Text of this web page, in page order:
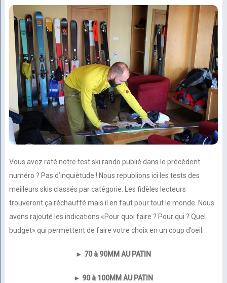
Vous avez raté notre test ski rando publié dans le précédent
numéro ? Pas d’inquiètude ! Nous republions ici les tests des
meilleurs skis classés par catégorie. Les fidèles lecteurs
trouveront ça réchauffé mais il en faut pour tout le monde. Nous
avons rajouté les indications «Pour quoi faire ? Pour qui ? Quel
budget» qui permettent de faire votre choix en un coup d’oeil.
► 70 à 90MM AU PATIN
► 90 à 100MM AU PATIN